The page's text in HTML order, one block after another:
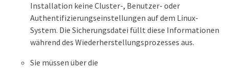
Installation keine Cluster-, Benutzer- oder
Authentifizierungseinstellungen auf dem Linux-
System. Die Sicherungsdatei füllt diese Informationen
während des Wiederherstellungsprozesses aus.
Sie müssen über die